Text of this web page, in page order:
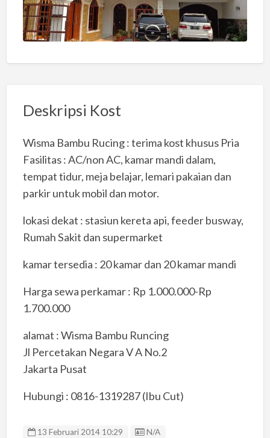
Deskripsi Kost
Wisma Bambu Rucing : terima kost khusus Pria
Fasilitas : AC/non AC, kamar mandi dalam,
tempat tidur, meja belajar, lemari pakaian dan
parkir untuk mobil dan motor.
lokasi dekat : stasiun kereta api, feeder busway,
Rumah Sakit dan supermarket
kamar tersedia : 20 kamar dan 20 kamar mandi
Harga sewa perkamar : Rp 1.000.000-Rp
1.700.000
alamat : Wisma Bambu Runcing
Jl Percetakan Negara V A No.2
Jakarta Pusat
Hubungi : 0816-1319287 (Ibu Cut)
13 Februari 2014 10:29 Listing ID
N/A